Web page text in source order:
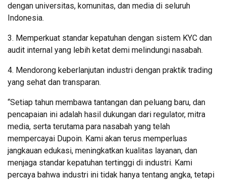
dengan universitas, komunitas, dan media di seluruh
Indonesia.
3. Memperkuat standar kepatuhan dengan sistem KYC dan
audit internal yang lebih ketat demi melindungi nasabah.
4. Mendorong keberlanjutan industri dengan praktik trading
yang sehat dan transparan.
“Setiap tahun membawa tantangan dan peluang baru, dan
pencapaian ini adalah hasil dukungan dari regulator, mitra
media, serta terutama para nasabah yang telah
mempercayai Dupoin. Kami akan terus memperluas
jangkauan edukasi, meningkatkan kualitas layanan, dan
menjaga standar kepatuhan tertinggi di industri. Kami
percaya bahwa industri ini tidak hanya tentang angka, tetapi